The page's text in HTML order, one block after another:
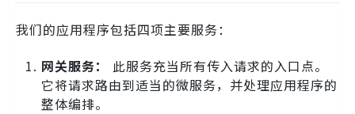
我们的应用程序包括四项主要服务：
网关服务：
此服务充当所有传入请求的入口点。
它将请求路由到适当的微服务，并处理应用程序的
整体编排。